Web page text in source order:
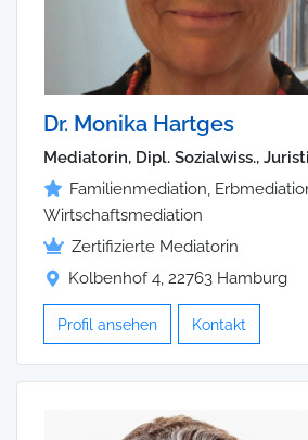
Dr. Monika Hartges
Mediatorin, Dipl. Sozialwiss.,
Familienmediation,
Wirtschaftsmediation
Zertifizierte Mediatorin
Kolbenhof 4, 22763 Hamburg
Profil ansehen Kontakt